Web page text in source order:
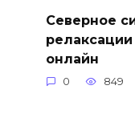
Северное
онлайн
0 849